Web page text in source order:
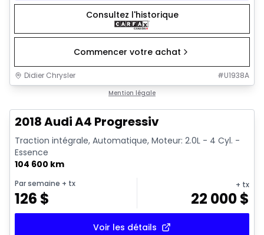
Consultez l'historique
Commencer votre achat
Didier Chrysler #U1938A
Mention légale
2018 Audi A4 Progressiv
Traction intégrale, Automatique, Moteur: 2.0L - 4 Cyl. -
Essence
104 600 km
Par semaine + tx
126 $
+ tx
22 000$
Voir les détails